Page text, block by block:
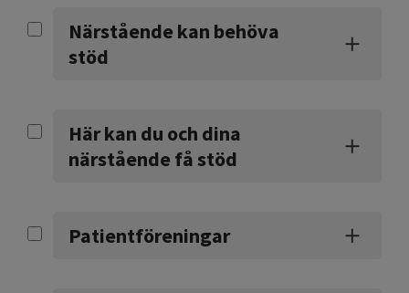
Närstående kan behöva
stöd
Här kan du och dina
närstående få stöd
Patientföreningar